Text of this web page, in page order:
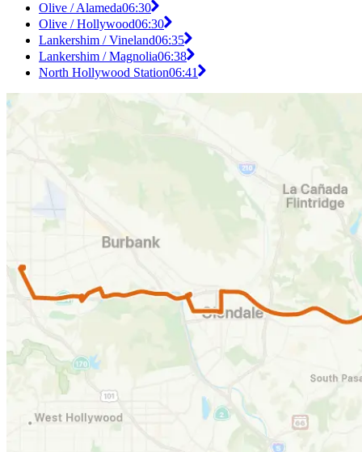
Olive / Alameda06:30
Olive / Hollywood06:30
Lankershim / Vineland06:35
Lankershim / Magnolia06:38
North Hollywood Station06:41